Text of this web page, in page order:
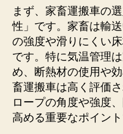
と
最
新
モ
デ
ル
の
特
徴
まず、家畜運搬車の
性」です。家畜は輸
の強度や滑りにくい
です。特に気温管理
め、断熱材の使用や
畜運搬車は高く評価
ロープの角度や強度
高める重要なポイント